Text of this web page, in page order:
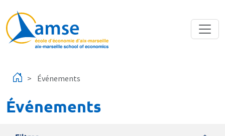
Événements
Événements